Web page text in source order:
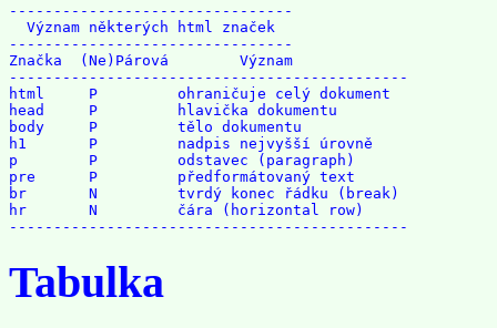
--------------------------------
  Význam některých html značek
--------------------------------
Značka  (Ne)Párová        Význam
---------------------------------------------
html     P         ohraničuje celý dokument
head     P         hlavička dokumentu
body     P         tělo dokumentu
h1       P         nadpis nejvyšší úrovně
p        P         odstavec (paragraph)
pre      P         předformátovaný text
br       N         tvrdý konec řádku (break)
hr       N         čára (horizontal row)
Tabulka